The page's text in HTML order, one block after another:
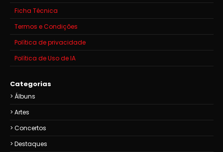
Ficha Técnica
Termos e Condições
Política de privacidade
Política de Uso de IA
Categorias
Álbuns
Artes
Concertos
Destaques